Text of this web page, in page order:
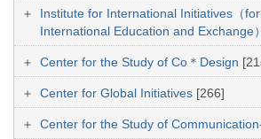
Institute for International Initiatives（
International Education and Exchange
Center for the Study of Co＊Design
Center for Global Initiatives [266]
Center for the Study of